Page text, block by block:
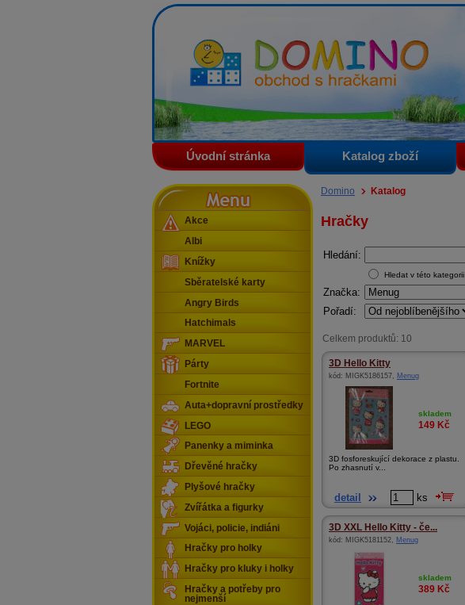
Domino - obchod s hračkami
Úvodní stránka Katalog zboží
Domino Katalog
Hračky
Hledání:
Hledat v této kategorii
Značka:
Pořadí:
Celkem produktů: 10
3D Hello Kitty
kód: MIGK5186157, Menug
skladem
149 Kč
3D fosforeskující dekorace z plastu.
Po zhasnutí v...
detail ks
3D XXL Hello Kitty - če...
kód: MIGK5181152, Menug
skladem
389 Kč
Menu
Akce
Albi
Knížky
Sběratelské karty
Angry Birds
Hatchimals
MARVEL
Párty
Fortnite
Auta+dopravní prostředky
LEGO
Panenky a miminka
Dřevěné hračky
Plyšové hračky
Zvířátka a figurky
Vojáci, policie, indiáni
Hračky pro holky
Hračky pro kluky i holky
Hračky a potřeby pro
nejmenší